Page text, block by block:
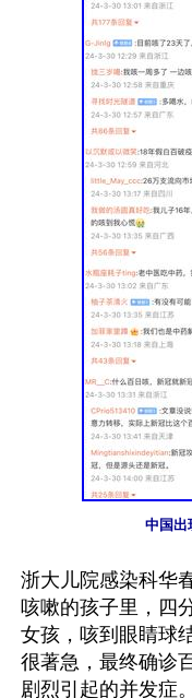
中国出
浙大儿院感染科华
咳嗽的孩子里，四
女孩，咳到眼睛球
很著急，最终确诊
剧烈引起的并发症。